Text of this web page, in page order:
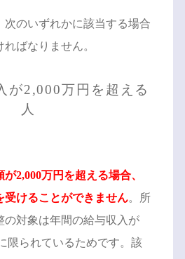
次のいずれかに該当する場合
ばなりません。
が2,000万円を超える
人
2,000万円を超える場合、
受けることができません。所
の対象は年間の給与収入が
限られているためです。該